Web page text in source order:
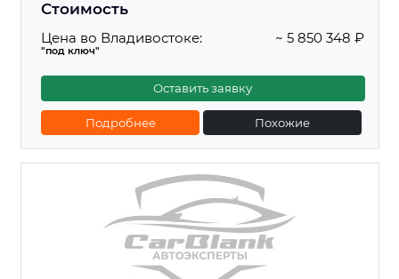
Стоимость
Цена во Владивостоке:
"под ключ"
~ 5 850 348 ₽
Оставить заявку
Подробнее Похожие